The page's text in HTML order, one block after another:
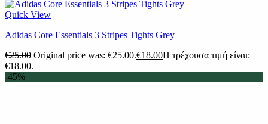
Quick View
Adidas Core Essentials 3 Stripes Tights Grey
€25.00 Original price was: €25.00.€18.00Η τρέχουσα τιμή είναι:
€18.00.
-45%